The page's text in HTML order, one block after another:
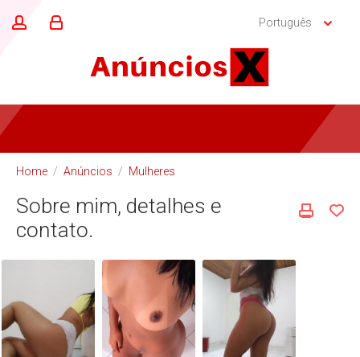
Português
Home / Anúncios / Mulheres
Sobre mim, detalhes e
contato.